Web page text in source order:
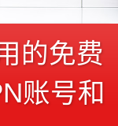
的免费
账号和